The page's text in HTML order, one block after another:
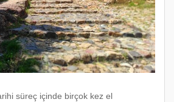
süreç içinde birçok kez el